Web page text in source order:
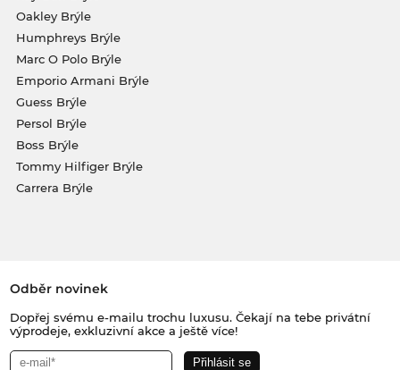
Oakley Brýle
Humphreys Brýle
Marc O Polo Brýle
Emporio Armani Brýle
Guess Brýle
Persol Brýle
Boss Brýle
Tommy Hilfiger Brýle
Carrera Brýle
Odběr novinek
Dopřej svému e-mailu trochu luxusu. Čekají na tebe privátní
výprodeje, exkluzivní akce a ještě více!